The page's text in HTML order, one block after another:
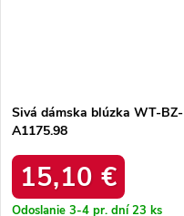
Sivá dámska blúzka WT-BZ-
A1175.98
15,10 €
Odoslanie 3-4 pr. dní23 ks